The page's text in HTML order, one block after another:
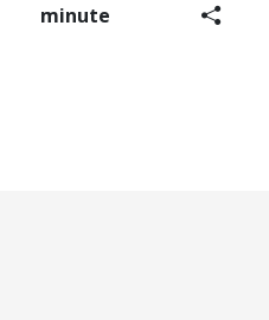
minute